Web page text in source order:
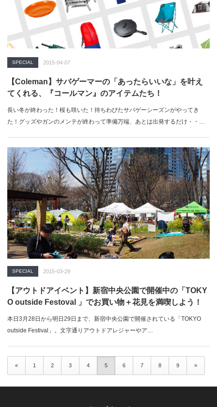
SPECIAL 2015-04-07
【Coleman】サバゲーマーの「あったらいいな」を叶え
てくれる、『コールマン』のアイテムたち！
長い冬が終わった！桜も咲いた！待ちわびたサバゲーシーズンがやってき
た！グッズやガンのメンテが終わって準備万端、あとは出発するだけ・・・
SPECIAL 2015-03-29
【アウトドアイベント】新宿中央公園で開催中の「TOKY
O outside Festoval 」でお買い物＋花見を満喫しよう！
本日3月28日から明日29日まで、新宿中央公園で開催されている「TOKYO
outside Festival」。文字通りアウトドアレジャーやア…
« 1 2 3 4 5 6 7 8 9 »